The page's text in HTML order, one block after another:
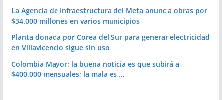
La Agencia de Infraestructura del Meta anuncia obras por
$34.000 millones en varios municipios
Planta donada por Corea del Sur para generar electricidad
en Villavicencio sigue sin uso
Colombia Mayor: la buena noticia es que subirá a
$400.000 mensuales; la mala es …